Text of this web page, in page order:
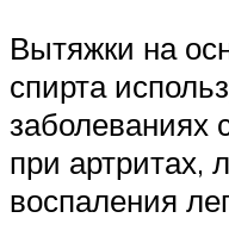
Вытяжки на
спирта
заболеваниях
при артритах,
воспаления